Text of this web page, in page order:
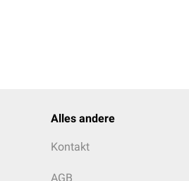
Alles andere
Kontakt
AGB